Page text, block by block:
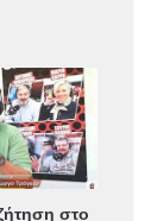
στο